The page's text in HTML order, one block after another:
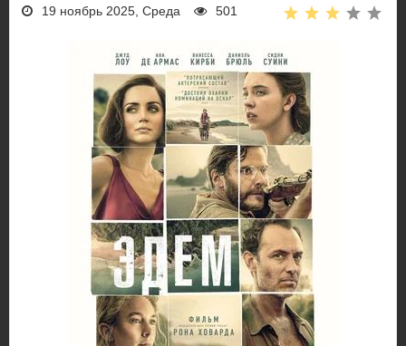
19 ноябрь 2025, Среда 501